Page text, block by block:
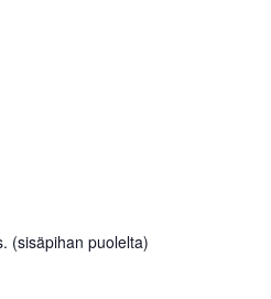
(sisäpihan puolelta)